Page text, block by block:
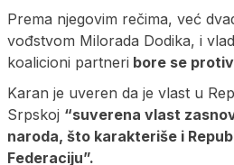
Prema njegovim rečima, već
vođstvom Milorada Dodika, i
koalicioni partneri bore se
Karan je uveren da je vlast u
Srpskoj “suverena vlast
naroda, što karakteriše i
Federaciju”.